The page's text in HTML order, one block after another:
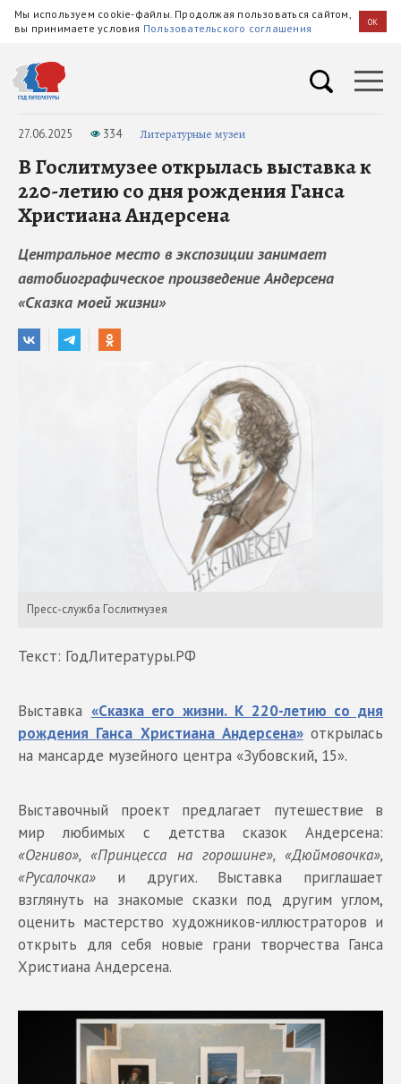
Мы используем cookie-файлы. Продолжая пользоваться сайтом,
вы принимаете условия Пользовательского соглашения OK
27.06.2025 334 Литературные музеи
В Гослитмузее открылась выставка к
220-летию со дня рождения Ганса
Христиана Андерсена
Центральное место в экспозиции занимает
автобиографическое произведение Андерсена
«Сказка моей жизни»
Пресс-служба Гослитмузея
Текст: ГодЛитературы.РФ
Выставка «Сказка его жизни. К 220-летию со дня
рождения Ганса Христиана Андерсена» открылась
на мансарде музейного центра «Зубовский, 15».
Выставочный проект предлагает путешествие в
мир любимых с детства сказок Андерсена:
«Огниво», «Принцесса на горошине», «Дюймовочка»,
«Русалочка» и других. Выставка приглашает
взглянуть на знакомые сказки под другим углом,
оценить мастерство художников-иллюстраторов и
открыть для себя новые грани творчества Ганса
Христиана Андерсена.